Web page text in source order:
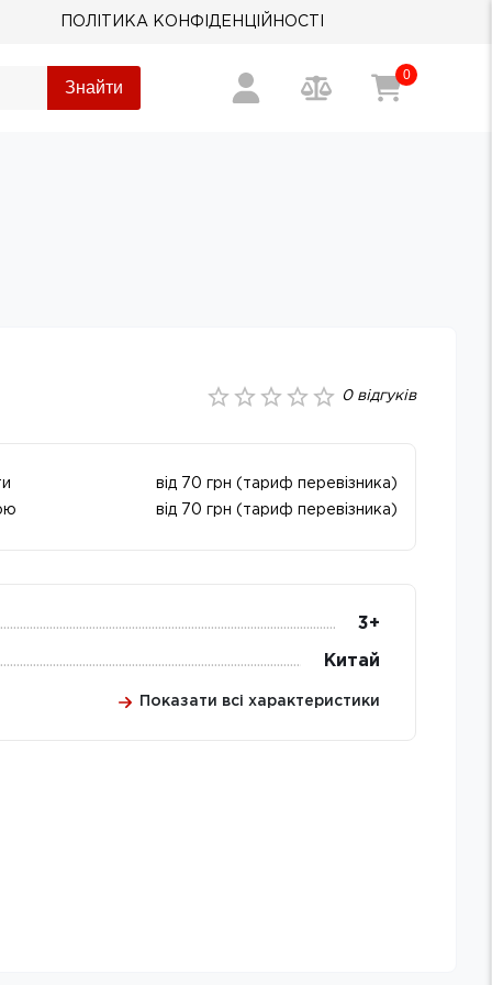
ПОЛІТИКА КОНФІДЕНЦІЙНОСТІ
Знайти
0
0відгуків
від 70 грн (тариф перевізника)
від 70 грн (тариф перевізника)
3+
Китай
Показати всі характеристики